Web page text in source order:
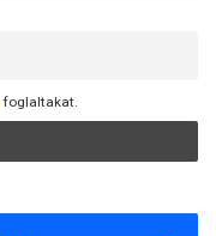
foglaltakat.